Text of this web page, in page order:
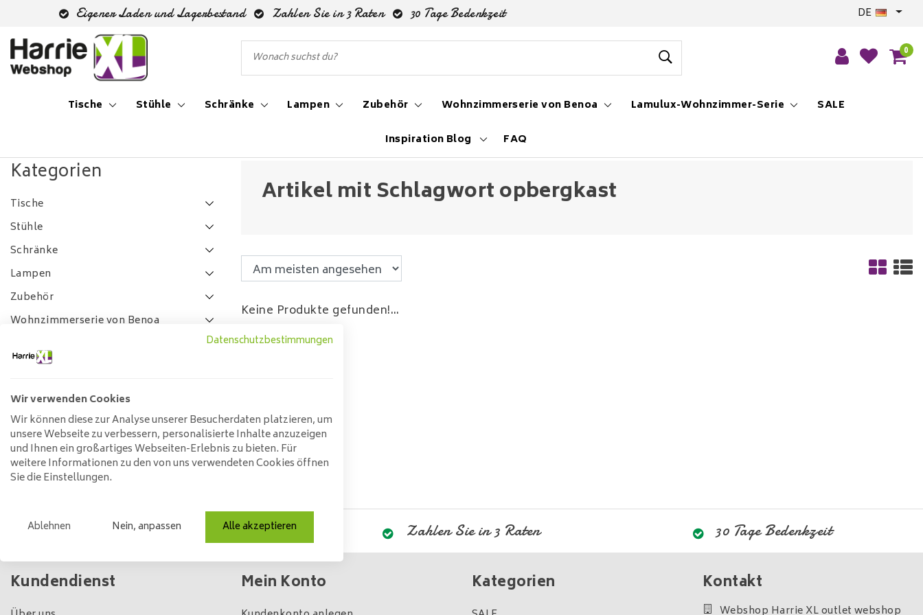
Eigener Laden und Lagerbestand Zahlen Sie in 3 Raten 30 Tage Bedenkzeit DE
0
Tische Stühle Schränke Lampen Zubehör Wohnzimmerserie von Benoa Lamulux-Wohnzimmer-Serie
SALE
Inspiration Blog
FAQ
Kategorien
Tische
Stühle
Schränke
Lampen
Zubehör
Wohnzimmerserie von Benoa
FAQ
Preis
Min: €0 Max: €5
Artikel mit Schlagwort opbergkast
Keine Produkte gefunden!...
Eigener Laden und Lagerbestand Zahlen Sie in 3 Raten 30 Tage Bedenkzeit
Kundendienst Mein Konto Kategorien Kontakt
Webshop Harrie XL outlet webshop
Datenschutzbestimmungen
Wir verwenden Cookies
Wir können diese zur Analyse unserer Besucherdaten platzieren, um
unsere Webseite zu verbessern, personalisierte Inhalte anzuzeigen
und Ihnen ein großartiges Webseiten-Erlebnis zu bieten. Für
weitere Informationen zu den von uns verwendeten Cookies öffnen
Sie die Einstellungen.
Ablehnen Nein, anpassen Alle akzeptieren